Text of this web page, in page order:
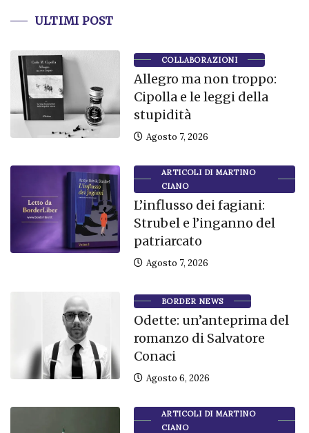
ULTIMI POST
COLLABORAZIONI
Allegro ma non troppo:
Cipolla e le leggi della
stupidità
Agosto 7, 2026
ARTICOLI DI MARTINO
CIANO
L’influsso dei fagiani:
Strubel e l’inganno del
patriarcato
Agosto 7, 2026
BORDER NEWS
Odette: un’anteprima del
romanzo di Salvatore
Conaci
Agosto 6, 2026
ARTICOLI DI MARTINO
CIANO